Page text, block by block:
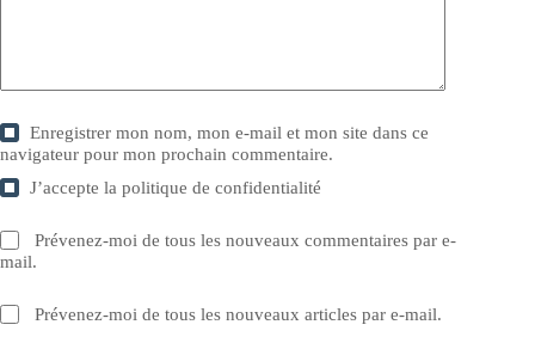
Enregistrer mon nom, mon e-mail et mon site dans ce
navigateur pour mon prochain commentaire.
J’accepte lapolitique de confidentialité
Prévenez-moi de tous les nouveaux commentaires par e-
mail.
Prévenez-moi de tous les nouveaux articles par e-mail.